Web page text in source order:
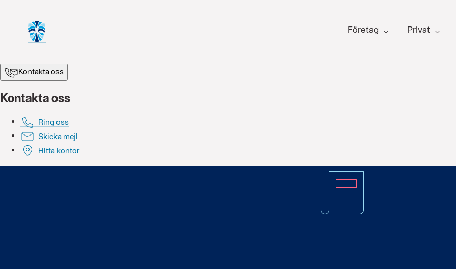
Företag Privat
Kontakta oss
Kontakta oss
Ring oss
Skicka mejl
Hitta kontor